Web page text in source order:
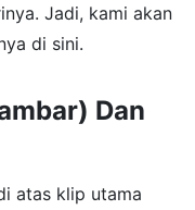
Jadi, kami akan
di sini.
Dan
atas klip utama